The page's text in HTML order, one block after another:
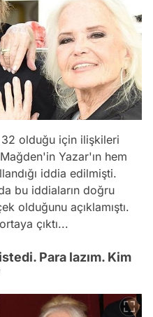
32 olduğu için ilişkileri
Yazar'ın hem
iddia edilmişti.
bu iddiaların doğru
olduğunu açıklamıştı.
çıktı...
Para lazım. Kim